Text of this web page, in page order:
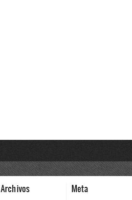
Archivos Meta